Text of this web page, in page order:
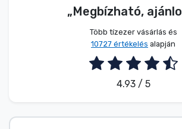
„Megbízható,
Több tízezer vásárlás és
10727 értékelés alapján
4.93 / 5